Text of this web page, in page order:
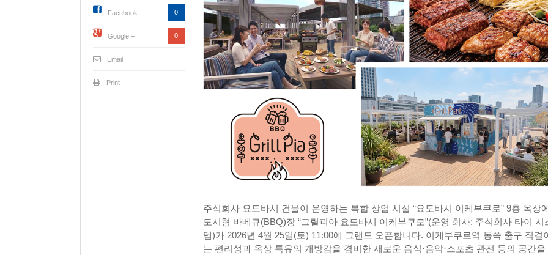
주식회사 요도바시 건물이 운영하는 복합 상업 시설 “요도바시 이케부쿠로” 9층 옥상
도시형 바베큐(BBQ)장 “그릴피아 요도바시 이케부쿠로”(운영 회사: 주식회사 타이 시
템)가 2026년 4월 25일(토) 11:00에 그랜드 오픈합니다. 이케부쿠로역 동쪽 출구 직결
는 편리성과 옥상 특유의 개방감을 겸비한 새로운 음식·음악·스포츠 관전 등의 공간을
Facebook 0
Google + 0
Email
Print